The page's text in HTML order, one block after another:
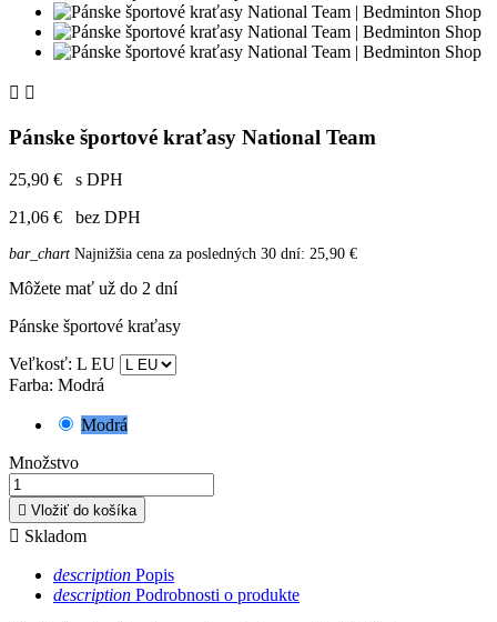
 
Pánske športové kraťasy National Team
25,90 €
s DPH
21,06 €
bez DPH
bar_chart Najnižšia cena za posledných 30 dní: 25,90 €
Môžete mať už do 2 dní
Pánske športové kraťasy
Veľkosť: L EU
Farba: Modrá
Modrá
Množstvo
 Vložiť do košíka
 Skladom
description Popis
description Podrobnosti o produkte